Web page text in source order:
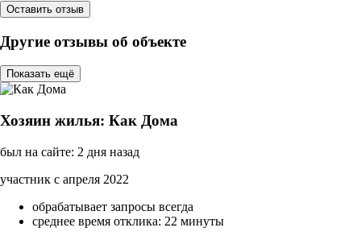
Оставить отзыв
Другие отзывы об объекте
Показать ещё
Хозяин жилья: Как Дома
был на сайте: 2 дня назад
участник с апреля 2022
обрабатывает запросы всегда
среднее время отклика: 22 минуты